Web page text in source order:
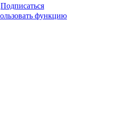
Подписаться